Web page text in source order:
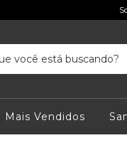
Mais Vendidos